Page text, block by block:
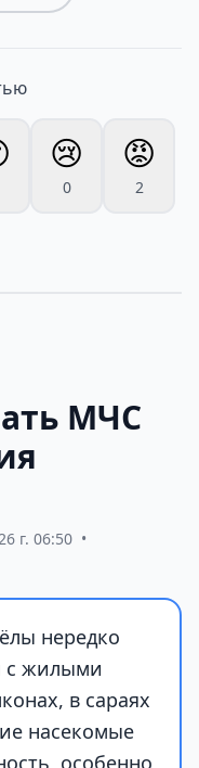
😢
0
😡
2
МЧС
г. 06:50 •
нередко
с жилыми
в сараях
насекомые